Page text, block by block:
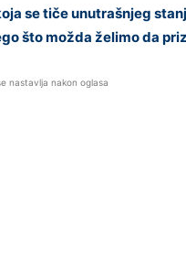
se tiče unutrašnjeg
što možda želimo da
nastavlja nakon oglasa